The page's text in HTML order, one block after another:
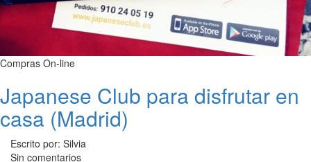
Compras On-line
Japanese Club para disfrutar en
casa (Madrid)
Escrito por: Silvia
Sin comentarios